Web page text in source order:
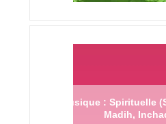
Musique : Spirituelle
Madih,